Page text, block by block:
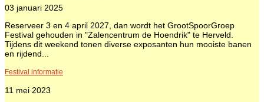
03 januari 2025
Reserveer 3 en 4 april 2027, dan wordt het GrootSpoorGroep
Festival gehouden in "Zalencentrum de Hoendrik" te Herveld.
Tijdens dit weekend tonen diverse exposanten hun mooiste banen
en rijdend...
Festival informatie
11 mei 2023